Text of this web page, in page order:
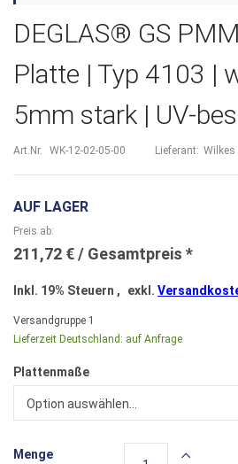
DEGLAS® GS
Platte | Typ 4103 |
5mm stark | UV-
Art.Nr. WK-12-02-05-00 Lieferant: Wilkes
AUF LAGER
Preis ab
211,72 €
Inkl. 19% Steuern , exkl.
Versandgruppe 1
Lieferzeit Deutschland: auf Anfrage
Plattenmaße
Option auswählen...
Menge